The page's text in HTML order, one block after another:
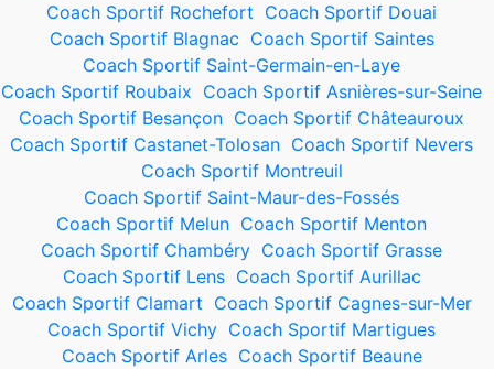
Coach Sportif Rochefort Coach Sportif Douai
Coach Sportif Blagnac Coach Sportif Saintes
Coach Sportif Saint-Germain-en-Laye
Coach Sportif Roubaix Coach Sportif Asnières-sur-Seine
Coach Sportif Besançon Coach Sportif Châteauroux
Coach Sportif Castanet-Tolosan Coach Sportif Nevers
Coach Sportif Montreuil
Coach Sportif Saint-Maur-des-Fossés
Coach Sportif Melun Coach Sportif Menton
Coach Sportif Chambéry Coach Sportif Grasse
Coach Sportif Lens Coach Sportif Aurillac
Coach Sportif Clamart Coach Sportif Cagnes-sur-Mer
Coach Sportif Vichy Coach Sportif Martigues
Coach Sportif Arles Coach Sportif Beaune